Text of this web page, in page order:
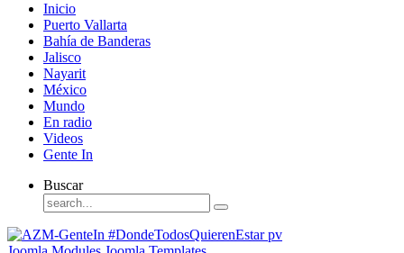
Inicio
Puerto Vallarta
Bahía de Banderas
Jalisco
Nayarit
México
Mundo
En radio
Videos
Gente In
Buscar